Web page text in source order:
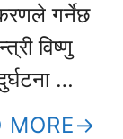
गर्नेछ
विष्णु
…
MORE